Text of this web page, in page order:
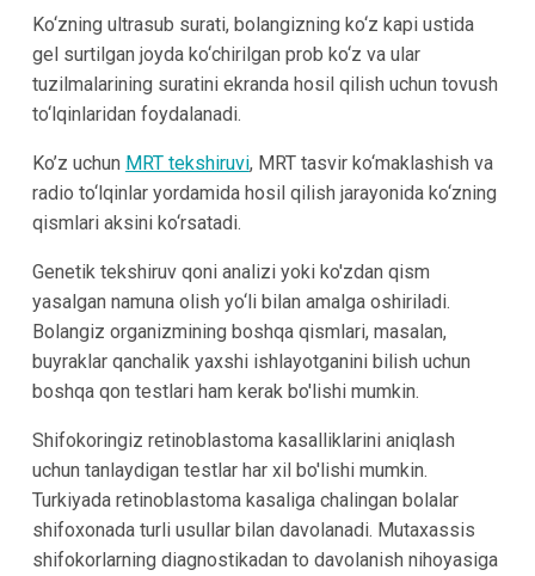
Ko‘zning ultrasub surati, bolangizning ko‘z kapi ustida
gel surtilgan joyda ko‘chirilgan prob ko‘z va ular
tuzilmalarining suratini ekranda hosil qilish uchun tovush
to‘lqinlaridan foydalanadi.
Ko’z uchun MRT tekshiruvi, MRT tasvir ko‘maklashish va
radio to‘lqinlar yordamida hosil qilish jarayonida ko‘zning
qismlari aksini ko‘rsatadi.
Genetik tekshiruv qoni analizi yoki ko'zdan qism
yasalgan namuna olish yo‘li bilan amalga oshiriladi.
Bolangiz organizmining boshqa qismlari, masalan,
buyraklar qanchalik yaxshi ishlayotganini bilish uchun
boshqa qon testlari ham kerak bo'lishi mumkin.
Shifokoringiz retinoblastoma kasalliklarini aniqlash
uchun tanlaydigan testlar har xil bo'lishi mumkin.
Turkiyada retinoblastoma kasaliga chalingan bolalar
shifoxonada turli usullar bilan davolanadi. Mutaxassis
shifokorlarning diagnostikadan to davolanish nihoyasiga